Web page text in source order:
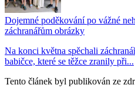
Dojemné poděkování po vážné
záchranářům obrázky
Na konci května spěchali
babičce, které se těžce zranily při...
Tento článek byl publikován ze